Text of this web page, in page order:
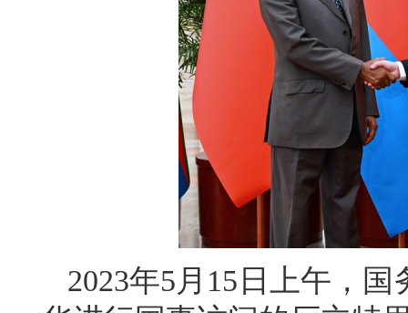
2023年5月15日上午，